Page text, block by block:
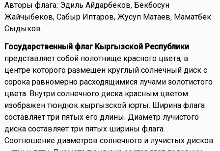
Авторы флага: Эдиль Айдарбеков, Бекбосун
Жайчыбеков, Сабыр Иптаров, Жусуп Матаев, Маматбек
Сыдыков.
Государственный флаг Кыргызской Республики
представляет собой полотнище красного цвета, в
центре которого размещен круглый солнечный диск с
сорока равномерно расходящимися лучами золотистого
цвета. Внутри солнечного диска красным цветом
изображен тюндюк кыргызской юрты. Ширина флага
составляет три пятых его длины. Диаметр лучистого
диска составляет три пятых ширины флага.
Соотношение диаметров солнечного и лучистых дисков